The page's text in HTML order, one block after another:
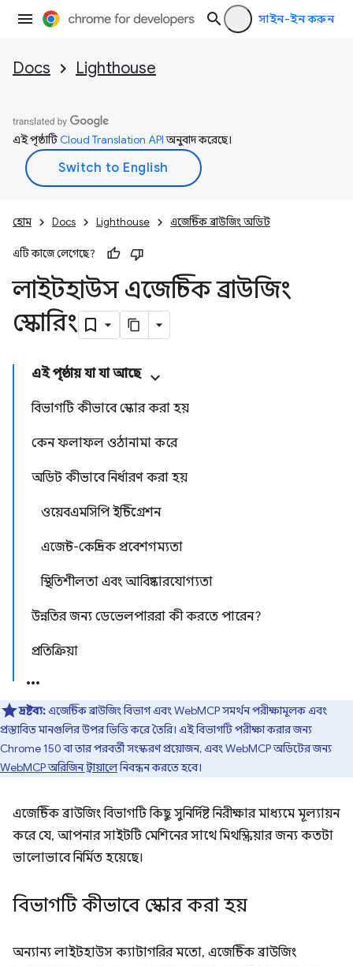
সাইন-ইন করুন
Docs Lighthouse
এই পৃষ্ঠাটিCloud Translation APIঅনুবাদ করেছে।
হোম Docs Lighthouse এজেন্টিক ব্রাউজিং অডিট
এটি কাজে লেগেছে?
লাইটহাউস এজেন্টিক ব্রাউজিং
স্কোরিং
এই পৃষ্ঠায় যা যা আছে
বিভাগটি কীভাবে স্কোর করা হয়
কেন ফলাফল ওঠানামা করে
অডিট কীভাবে নির্ধারণ করা হয়
ওয়েবএমসিপি ইন্টিগ্রেশন
এজেন্ট-কেন্দ্রিক প্রবেশগম্যতা
স্থিতিশীলতা এবং আবিষ্কারযোগ্যতা
উন্নতির জন্য ডেভেলপাররা কী করতে পারেন?
প্রতিক্রিয়া
দ্রষ্টব্য:এজেন্টিক ব্রাউজিং বিভাগ এবং WebMCP সমর্থন পরীক্ষামূলক এবং
প্রস্তাবিত মানগুলির উপর ভিত্তি করে তৈরি। এই বিভাগটি পরীক্ষা করার জন্য
Chrome 150 বা তার পরবর্তী সংস্করণ প্রয়োজন, এবং WebMCP অডিটের জন্য
WebMCP অরিজিন ট্রায়ালেনিবন্ধন করতে হবে।
এজেন্টিক ব্রাউজিং বিভাগটি কিছু সুনির্দিষ্ট নিরীক্ষার মাধ্যমে মূল্যায়ন
করে যে, আপনার সাইটটি মেশিনের সাথে মিথস্ক্রিয়ার জন্য কতটা
ভালোভাবে নির্মিত হয়েছে।
বিভাগটি কীভাবে স্কোর করা হয়
অন্যান্য লাইটহাউস ক্যাটাগরির মতো, এজেন্টিক ব্রাউজিং